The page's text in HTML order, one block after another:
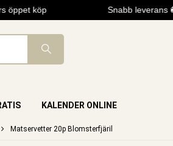
öppet köp Snabb leverans 🚚
KALENDER ONLINE
Matservetter 20p Blomsterfjäril